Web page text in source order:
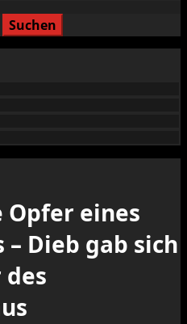
Opfer eines
Dieb gab sich